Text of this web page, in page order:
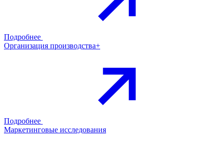
Подробнее
Организация производства+
Подробнее
Маркетинговые исследования